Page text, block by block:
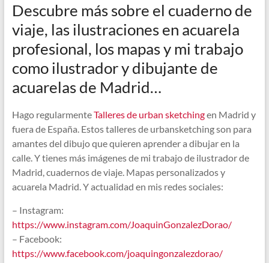
Descubre más sobre el cuaderno de
viaje, las ilustraciones en acuarela
profesional, los mapas y mi trabajo
como ilustrador y dibujante de
acuarelas de Madrid…
Hago regularmenteTalleres de urban sketchingen Madrid y
fuera de España. Estos talleres de urbansketching son para
amantes del dibujo que quieren aprender a dibujar en la
calle. Y tienes más imágenes de mi trabajo de ilustrador de
Madrid, cuadernos de viaje. Mapas personalizados y
acuarela Madrid. Y actualidad en mis redes sociales:
– Instagram:
https://www.instagram.com/JoaquinGonzalezDorao/
– Facebook:
https://www.facebook.com/joaquingonzalezdorao/